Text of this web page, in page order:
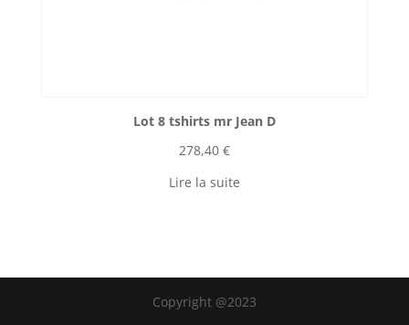
Lot 8 tshirts mr Jean D
278,40 €
Lire la suite
Copyright @2023